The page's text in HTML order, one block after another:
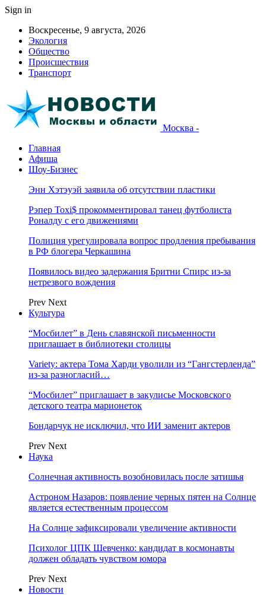
Sign in
Воскресенье, 9 августа, 2026
Экология
Общество
Происшествия
Транспорт
Москва -
Главная
Афиша
Шоу-Бизнес
Энн Хэтэуэй заявила об отсутствии пластики
Рэпер Toxi$ прокомментировал танец футболиста
Роналду с его движениями
Полиция урегулировала вопрос продления пребывания
в РФ блогера Черкашина
Появилось видео задержания Бритни Спирс из-за
нетрезвого вождения
Prev Next
Культура
“Мосбилет” в День славянской письменности
приглашает в библиотеки столицы
Variety: актера Тома Харди уволили из “Гангстерленда”
из-за разногласий…
“Мосбилет” приглашает в закулисье Московского
детского театра марионеток
Бондарчук не исключил, что ИИ заменит актеров
Prev Next
Наука
Солнечная активность возобновилась после затишья
Астроном Назаров: появление черных пятен на Солнце
является естественным процессом
На Солнце зафиксировали увеличение активности
Психолог ЦПК Шевченко: кандидат в космонавты
должен обладать чувством юмора
Prev Next
Новости